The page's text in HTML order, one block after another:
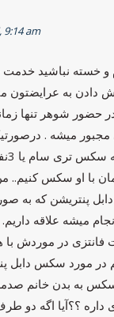
9:14 am
خسته نباشید خدمت
دادن به عرایضتون
حضور شوهر تنها
مجبور میشه .
با او سکس
پنتریشن که به
میشه علاقه داریم.
مورد سکس دابل
به بدن خانم
داره ؟؟آیا اگه دو